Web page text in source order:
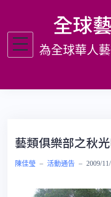
主
全球
為全球華人
藝類俱樂部之秋
陳佳瑩 – 活動通告 – 2009/